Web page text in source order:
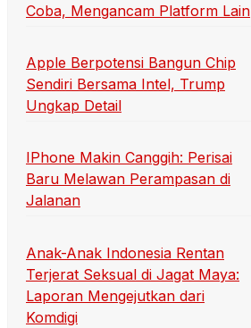
Coba, Mengancam Platform Lain
Apple Berpotensi Bangun Chip
Sendiri Bersama Intel, Trump
Ungkap Detail
IPhone Makin Canggih: Perisai
Baru Melawan Perampasan di
Jalanan
Anak-Anak Indonesia Rentan
Terjerat Seksual di Jagat Maya:
Laporan Mengejutkan dari
Komdigi